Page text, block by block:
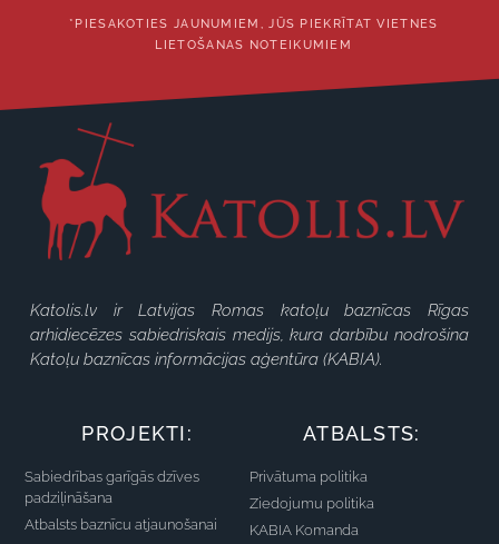
*PIESAKOTIES JAUNUMIEM, JŪS PIEKRĪTAT VIETNES
LIETOŠANAS NOTEIKUMIEM
Katolis.lv ir Latvijas Romas katoļu baznīcas Rīgas
arhidiecēzes sabiedriskais medijs, kura darbību nodrošina
Katoļu baznīcas informācijas aģentūra (KABIA).
PROJEKTI:
Sabiedrības garīgās dzīves
padziļināšana
Atbalsts baznīcu atjaunošanai
ATBALSTS:
Privātuma politika
Ziedojumu politika
KABIA Komanda